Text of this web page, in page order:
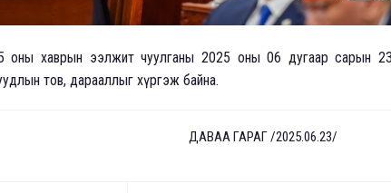
хаврын ээлжит чуулганы 2025 оны 06 дугаар сарын 23-
тов, дарааллыг хүргэж байна.
ДАВАА ГАРАГ /2025.06.23/